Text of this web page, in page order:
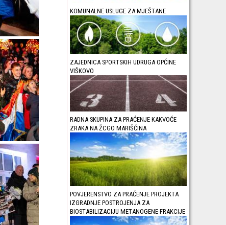
KOMUNALNE USLUGE ZA MJEŠTANE
ZAJEDNICA SPORTSKIH UDRUGA OPĆINE
VIŠKOVO
RADNA SKUPINA ZA PRAĆENJE KAKVOĆE
ZRAKA NA ŽCGO MARIŠĆINA
POVJERENSTVO ZA PRAĆENJE PROJEKTA
IZGRADNJE POSTROJENJA ZA
BIOSTABILIZACIJU METANOGENE FRAKCIJE